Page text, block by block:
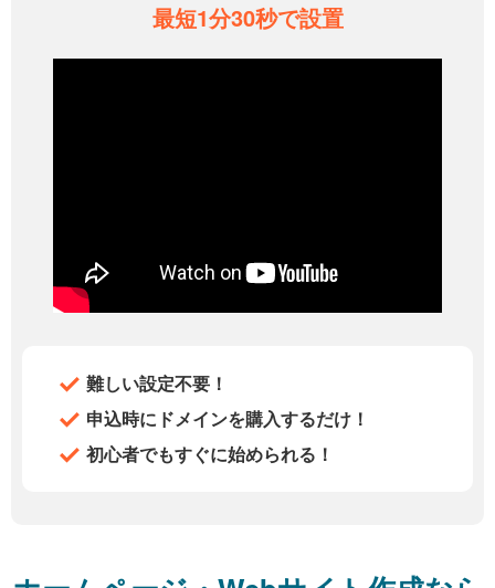
最短1分30秒で設置
難しい設定不要！
申込時にドメインを購入するだけ！
初心者でもすぐに始められる！